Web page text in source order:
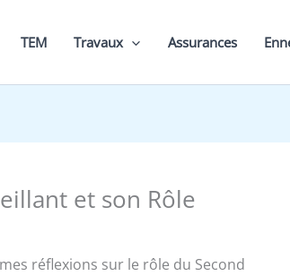
TEM Travaux Assurances
et son Rôle
réflexions sur le rôle du Second